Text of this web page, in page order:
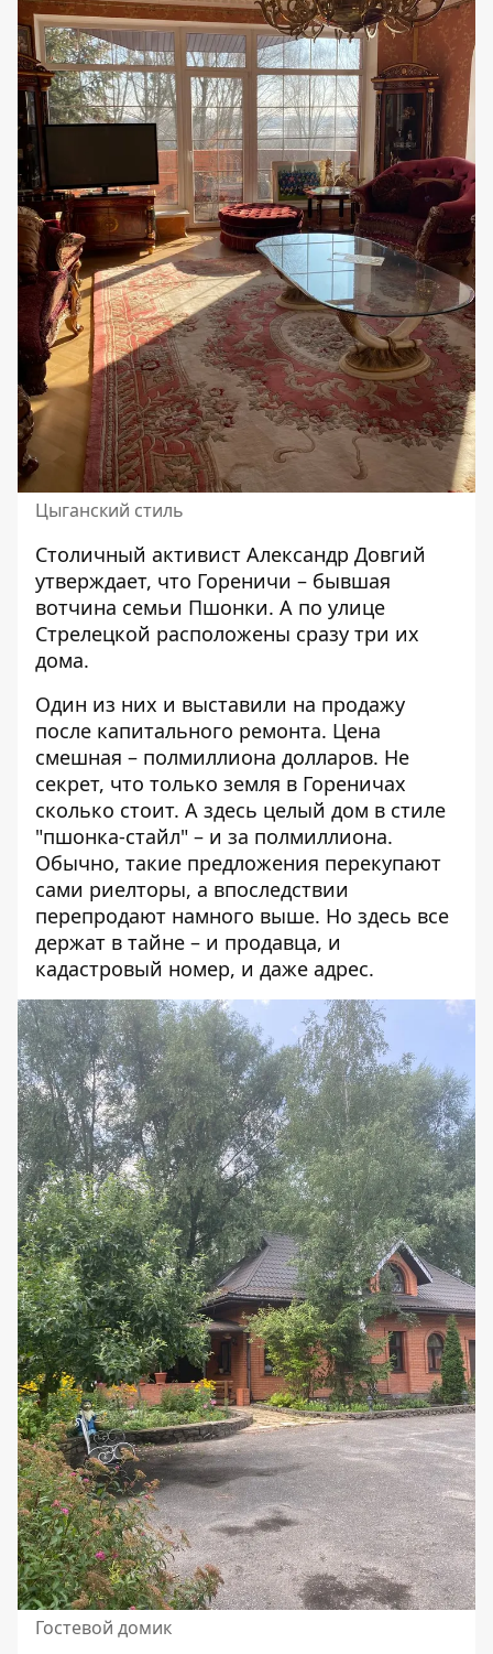
Цыганский стиль
Столичный активист Александр Довгий
утверждает, что Гореничи – бывшая
вотчина семьи Пшонки. А по улице
Стрелецкой расположены сразу три их
дома.
Один из них и выставили на продажу
после капитального ремонта. Цена
смешная – полмиллиона долларов. Не
секрет, что только земля в Гореничах
сколько стоит. А здесь целый дом в стиле
"пшонка-стайл" – и за полмиллиона.
Обычно, такие предложения перекупают
сами риелторы, а впоследствии
перепродают намного выше. Но здесь все
держат в тайне – и продавца, и
кадастровый номер, и даже адрес.
Гостевой домик